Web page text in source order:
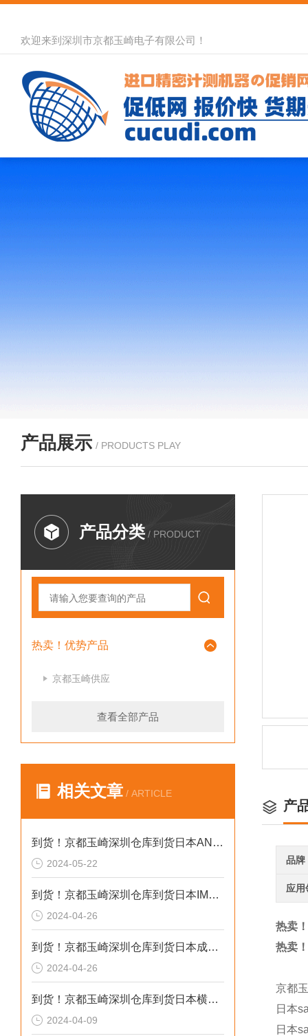
欢迎来到深圳市京都玉崎电子有限公司！
产品展示 / PRODUCTS PLAY
产品分类 / PRODUCT
热卖！优势产品
京都玉崎供应
查看全部产品
相关文章 / ARTICLE
到货！京都玉崎深圳仓库到货日本AND 电子秤HV-60KCEP
2024-05-22
到货！京都玉崎深圳仓库到货日本IMADA 推拉力计 DST-20N
2024-04-26
到货！京都玉崎深圳仓库到货日本成茂锻针仪MF2
2024-04-26
到货！京都玉崎深圳仓库到货日本横河 电导率仪传感器 SC8SG-R31-T-305-P1-A
2024-04-09
产
品牌
应用
热卖
热卖
京都
日本
日本